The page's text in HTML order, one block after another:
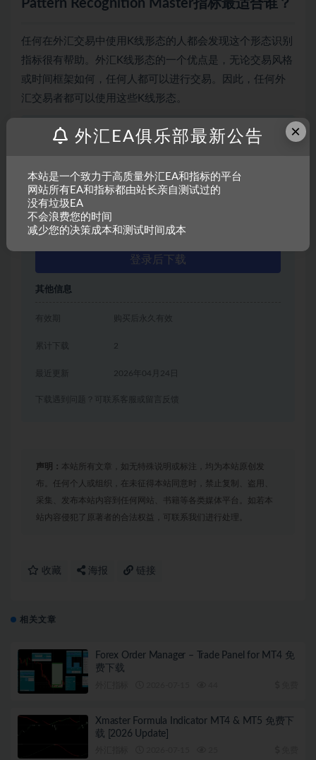
Pattern Recognition Master指标最适合谁？
任何在外汇交易中使用K线形态的人都会发现这个形态识别
指标很有帮助。外汇K线形态的一个优点是，无论交易风格
或时间框架如何，任何人都可以进行交易。因此，任何外
汇交易者都可以使用这些K线形态。
免费下载
年费会员用户特权：
永久超级会员用户特权：
登录后下载
其他信息
有效期 购买后永久有效
累计下载 2
2026年04月24日
下载遇到问题？可联系客服或留言反馈
声明： 本站所有文章，如无特殊说明或标注，均为本站原创发
布。任何个人或组织，在未征得本站同意时，禁止复制、盗用、
采集、发布本站内容到任何网站、书籍等各类媒体平台。如若本
站内容侵犯了原著者的合法权益，可联系我们进行处理。
收藏 海报 链接
相关文章
Forex Order Manager – Trade Panel for MT4 免
费下载
Xmaster Formula Indicator MT4 & MT5 免费下
载 [2026 Update]
×
外汇EA俱乐部最新公告
本站是一个致力于高质量外汇EA和指标的平台
网站所有EA和指标都由站长亲自测试过的
没有垃圾EA
不会浪费您的时间
减少您的决策成本和测试时间成本